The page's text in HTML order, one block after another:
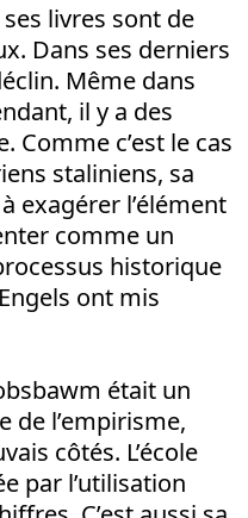
livres sont de
Dans ses derniers
Même dans
il y a des
Comme c’est le cas
staliniens, sa
exagérer l’élément
comme un
historique
ont mis
était un
de l’empirisme,
côtés. L’école
par l’utilisation